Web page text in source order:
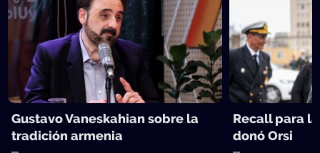
Gustavo Vaneskahian sobre la
tradición armenia
Recall para
donó Orsi